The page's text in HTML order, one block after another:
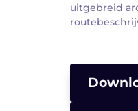
uitgebreid